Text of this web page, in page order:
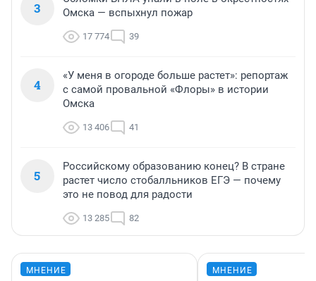
3
Омска — вспыхнул пожар
17 774 39
4
«У меня в огороде больше растет»: репортаж
с самой провальной «Флоры» в истории
Омска
13 406 41
5
Российскому образованию конец? В стране
растет число стобалльников ЕГЭ — почему
это не повод для радости
13 285 82
МНЕНИЕ МНЕНИЕ